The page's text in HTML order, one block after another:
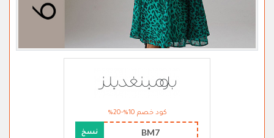
كود خصم 10%-20%
BM7 نسخ